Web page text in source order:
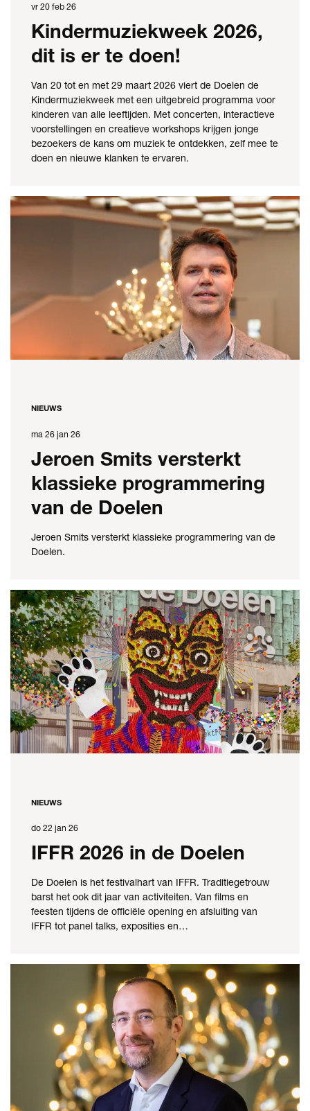
vr 20 feb 26
Kindermuziekweek 2026,
dit is er te doen!
Van 20 tot en met 29 maart 2026 viert de Doelen de
Kindermuziekweek met een uitgebreid programma voor
kinderen van alle leeftijden. Met concerten, interactieve
voorstellingen en creatieve workshops krijgen jonge
bezoekers de kans om muziek te ontdekken, zelf mee te
doen en nieuwe klanken te ervaren.
ma 26 jan 26
Jeroen Smits versterkt
klassieke programmering
van de Doelen
Jeroen Smits versterkt klassieke programmering van de
Doelen.
NIEUWS
do 22 jan 26
IFFR 2026 in de Doelen
De Doelen is het festivalhart van IFFR. Traditiegetrouw
barst het ook dit jaar van activiteiten. Van films en
feesten tijdens de officiële opening en afsluiting van
IFFR tot panel talks, exposities en…
NIEUWS